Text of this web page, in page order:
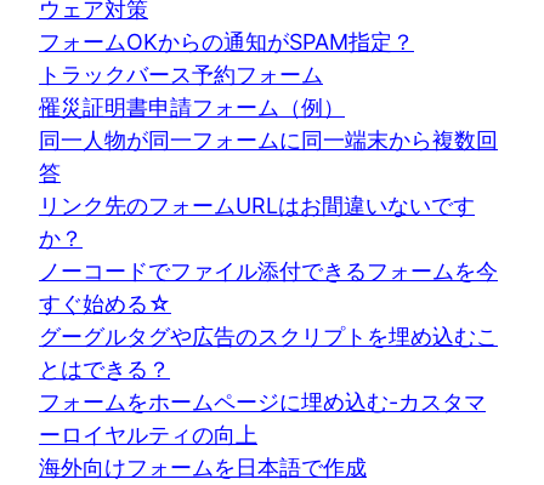
ウェア対策
フォームOKからの通知がSPAM指定？
トラックバース予約フォーム
罹災証明書申請フォーム（例）
同一人物が同一フォームに同一端末から複数回
答
リンク先のフォームURLはお間違いないです
か？
ノーコードでファイル添付できるフォームを今
すぐ始める☆
グーグルタグや広告のスクリプトを埋め込むこ
とはできる？
フォームをホームページに埋め込む-カスタマ
ーロイヤルティの向上
海外向けフォームを日本語で作成